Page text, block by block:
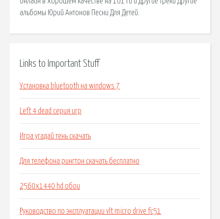
альбомы Юрий Антонов Песни Для Детей.
Links to Important Stuff
Установка bluetooth на windows 7
Left 4 dead серия игр
Игра угадай тень скачать
Для телефона рингтон скачать бесплатно
2560x1440 hd обои
Руководство по эксплуатации vlt micro drive fc51